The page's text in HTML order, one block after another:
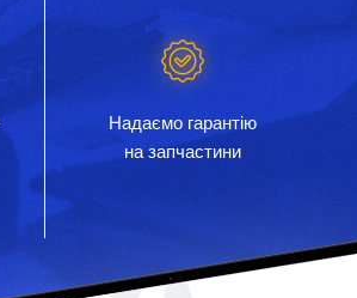
Надаємо гарантію
на запчастини